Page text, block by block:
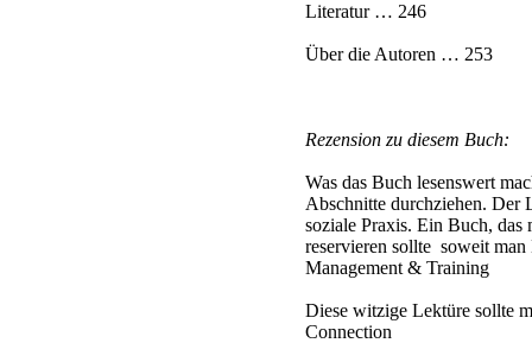
Literatur … 246
Über die Autoren … 253
Rezension zu diesem Buch:
Was das Buch lesenswert
Abschnitte durchziehen. Der
soziale Praxis. Ein Buch,
reservieren sollte soweit
Management & Training
Diese witzige Lektüre sollte
Connection